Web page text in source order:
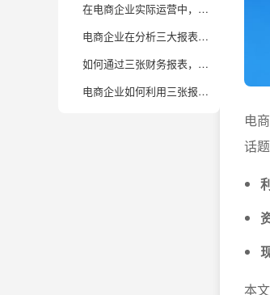
在电商企业实际运营中，三大财务报表能解决哪些管理痛点？
电商企业在分析三大报表时，最容易忽视哪些细节？如何规避这些风险？
如何通过三张财务报表，科学指导电商企业的营销投入和库存决策？
电商企业如何利用三张报表提升投融资能力，吸引投资人？
电
话
本